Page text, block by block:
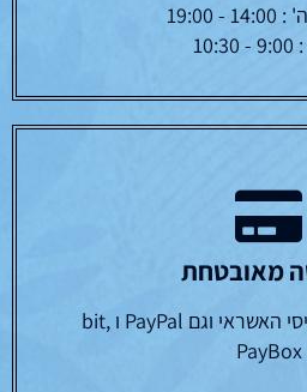
מאובטחת
עובדים עם כל כרטיסי האשראי וגם PayPal ו bit,
PayBox